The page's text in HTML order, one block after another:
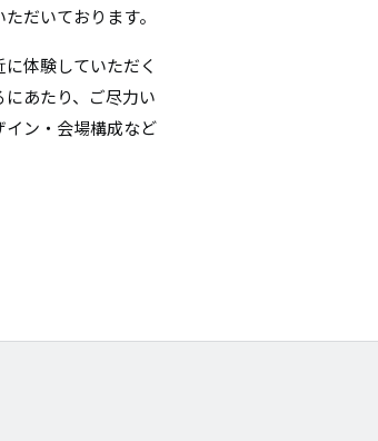
だいております。
体験していただく
あたり、ご尽力い
ン・会場構成など